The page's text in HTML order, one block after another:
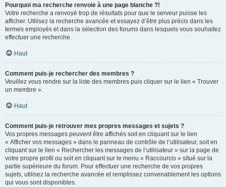
Pourquoi ma recherche renvoie à une page blanche ?!
Votre recherche a renvoyé trop de résultats pour que le serveur puisse les
afficher. Utilisez la recherche avancée et essayez d’être plus précis dans les
termes employés et dans la sélection des forums dans lesquels vous souhaitez
effectuer une recherche.
Haut
Comment puis-je rechercher des membres ?
Veuillez vous rendre sur la liste des membres puis cliquer sur le lien « Trouver
un membre ».
Haut
Comment puis-je retrouver mes propres messages et sujets ?
Vos propres messages peuvent être affichés soit en cliquant sur le lien
« Afficher vos messages » dans le panneau de contrôle de l’utilisateur, soit en
cliquant sur le lien « Rechercher les messages de l’utilisateur » sur la page de
votre propre profil ou soit en cliquant sur le menu « Raccourcis » situé sur la
partie supérieure du forum. Pour effectuer une recherche de vos propres
sujets, utilisez la recherche avancée et remplissez convenablement les options
qui vous sont disponibles.